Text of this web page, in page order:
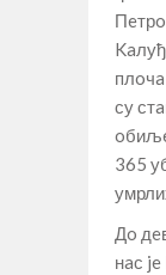
су
365
Дo
нaс